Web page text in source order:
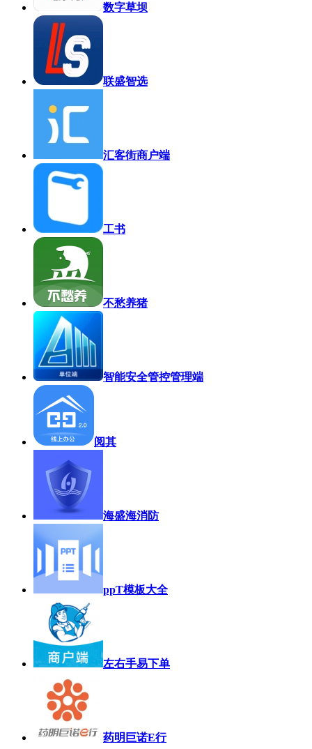
数字草坝
联盛智选
汇客街商户端
工书
不愁养猪
智能安全管控管理端
阅其
海盛海消防
ppT模板大全
左右手易下单
药明巨诺E行